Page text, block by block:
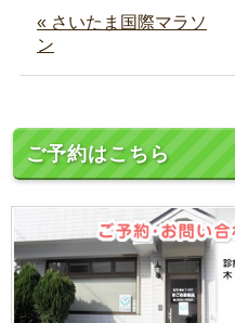
« さいたま国際マラソ
ン
ご予約はこちら